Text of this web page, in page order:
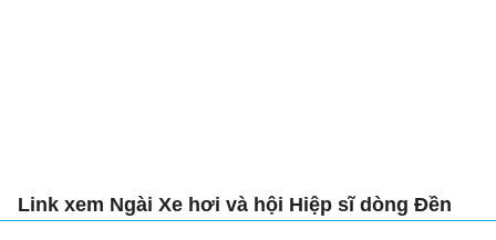
Link xem Ngài Xe hơi và hội Hiệp sĩ dòng Đền